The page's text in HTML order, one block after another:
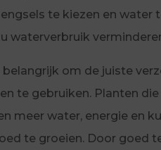
te kiezen en water
waterverbruik
om de juiste
te gebruiken. Planten
meer water, energie en
te groeien. Door goed